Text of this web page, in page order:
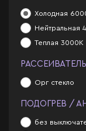
Холодная
Нейтральная
Теплая 3000К
Орг стекло
ПОДОГРЕВ /
без